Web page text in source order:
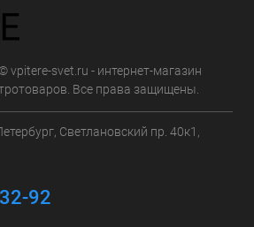
vpitere-svet.ru - интернет-магазин
Все права защищены.
Светлановский пр. 40к1,
92